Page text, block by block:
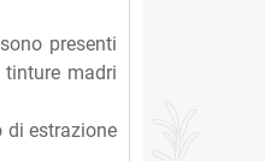
presenti
madri
di estrazione